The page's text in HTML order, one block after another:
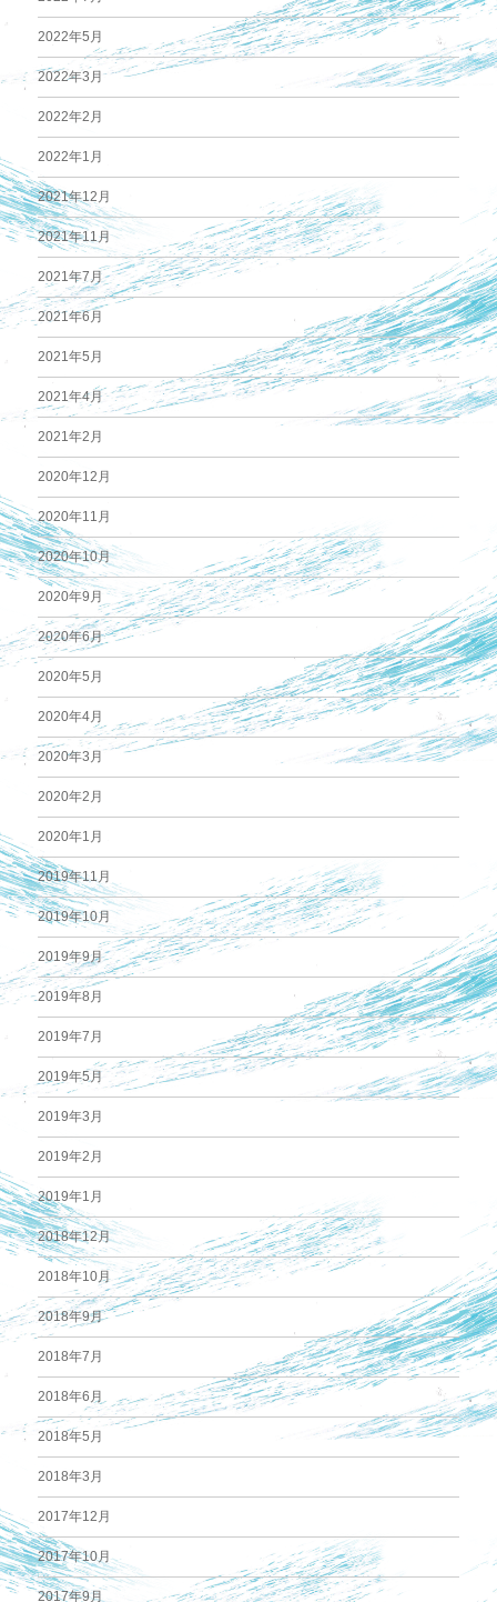
2022年5月
2022年3月
2022年2月
2022年1月
2021年12月
2021年11月
2021年7月
2021年6月
2021年5月
2021年4月
2021年2月
2020年12月
2020年11月
2020年10月
2020年9月
2020年6月
2020年5月
2020年4月
2020年3月
2020年2月
2020年1月
2019年11月
2019年10月
2019年9月
2019年8月
2019年7月
2019年5月
2019年3月
2019年2月
2019年1月
2018年12月
2018年10月
2018年9月
2018年7月
2018年6月
2018年5月
2018年3月
2017年12月
2017年10月
2017年9月